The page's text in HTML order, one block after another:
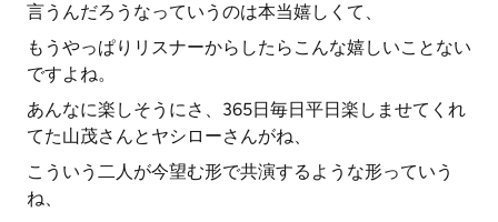
言うんだろうなっていうのは本当嬉しくて、
もうやっぱりリスナーからしたらこんな嬉しいことない
ですよね。
あんなに楽しそうにさ、365日毎日平日楽しませてくれ
てた山茂さんとヤシローさんがね、
こういう二人が今望む形で共演するような形っていう
ね、